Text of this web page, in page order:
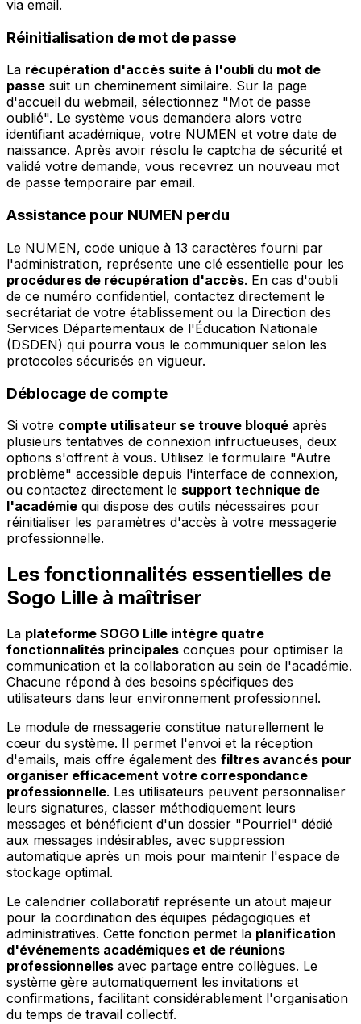
via email.
Réinitialisation de mot de passe
La récupération d'accès suite à l'oubli du mot de
passe suit un cheminement similaire. Sur la page
d'accueil du webmail, sélectionnez "Mot de passe
oublié". Le système vous demandera alors votre
identifiant académique, votre NUMEN et votre date de
naissance. Après avoir résolu le captcha de sécurité et
validé votre demande, vous recevrez un nouveau mot
de passe temporaire par email.
Assistance pour NUMEN perdu
Le NUMEN, code unique à 13 caractères fourni par
l'administration, représente une clé essentielle pour les
procédures de récupération d'accès. En cas d'oubli
de ce numéro confidentiel, contactez directement le
secrétariat de votre établissement ou la Direction des
Services Départementaux de l'Éducation Nationale
(DSDEN) qui pourra vous le communiquer selon les
protocoles sécurisés en vigueur.
Déblocage de compte
Si votre compte utilisateur se trouve bloqué après
plusieurs tentatives de connexion infructueuses, deux
options s'offrent à vous. Utilisez le formulaire "Autre
problème" accessible depuis l'interface de connexion,
ou contactez directement le support technique de
l'académie qui dispose des outils nécessaires pour
réinitialiser les paramètres d'accès à votre messagerie
professionnelle.
Les fonctionnalités essentielles de
Sogo Lille à maîtriser
La plateforme SOGO Lille intègre quatre
fonctionnalités principales conçues pour optimiser la
communication et la collaboration au sein de l'académie.
Chacune répond à des besoins spécifiques des
utilisateurs dans leur environnement professionnel.
Le module de messagerie constitue naturellement le
cœur du système. Il permet l'envoi et la réception
d'emails, mais offre également des filtres avancés pour
organiser efficacement votre correspondance
professionnelle. Les utilisateurs peuvent personnaliser
leurs signatures, classer méthodiquement leurs
messages et bénéficient d'un dossier "Pourriel" dédié
aux messages indésirables, avec suppression
automatique après un mois pour maintenir l'espace de
stockage optimal.
Le calendrier collaboratif représente un atout majeur
pour la coordination des équipes pédagogiques et
administratives. Cette fonction permet la planification
d'événements académiques et de réunions
professionnelles avec partage entre collègues. Le
système gère automatiquement les invitations et
confirmations, facilitant considérablement l'organisation
du temps de travail collectif.